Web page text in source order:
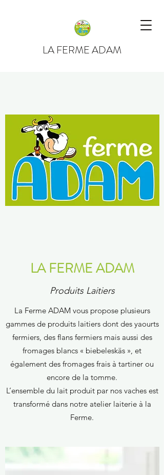
LA FERME ADAM
LA FERME ADAM
Produits Laitiers
La Ferme ADAM vous propose plusieurs
gammes de produits laitiers dont des yaourts
fermiers, des flans fermiers mais aussi des
fromages blancs « biebeleskäs », et
également des fromages frais à tartiner ou
encore de la tomme.
L’ensemble du lait produit par nos vaches est
transformé dans notre atelier laiterie à la
Ferme.